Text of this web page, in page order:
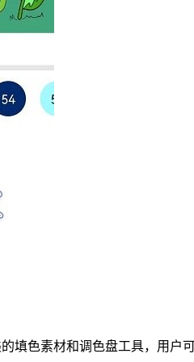
填色素材和调色盘工具，用户